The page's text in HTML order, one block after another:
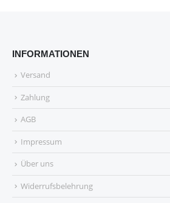
INFORMATIONEN
Versand
Zahlung
AGB
Impressum
Über uns
Widerrufsbelehrung